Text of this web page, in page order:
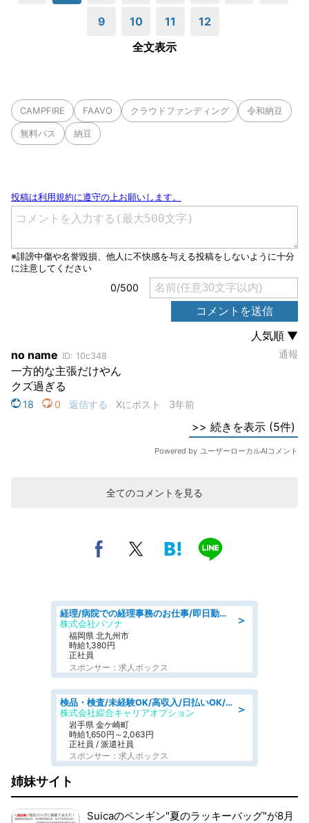
9 10 11
12
全文表示
CAMPFIRE FAAVO クラウドファンディング 令和納豆
無料パス 納豆
全てのコメントを見る
＞
経理/病院での経理事務のお仕事/即日勤務可/車通勤可/経理/一般事務
株式会社パソナ
福岡県 北九州市
時給1,380円
正社員
スポンサー：求人ボックス
＞
検品・検査/未経験OK/高収入/日払いOK/交替制/20・30・40代活躍中
株式会社綜合キャリアオプション
岩手県 金ケ崎町
時給1,650円～2,063円
正社員 / 派遣社員
スポンサー：求人ボックス
姉妹サイト
Suicaのペンギン"夏のラッキーバッグ"が8月